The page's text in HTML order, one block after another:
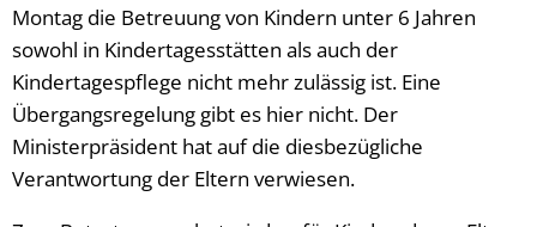
Montag die Betreuung von Kindern unter 6 Jahren
sowohl in Kindertagesstätten als auch der
Kindertagespflege nicht mehr zulässig ist. Eine
Übergangsregelung gibt es hier nicht. Der
Ministerpräsident hat auf die diesbezügliche
Verantwortung der Eltern verwiesen.